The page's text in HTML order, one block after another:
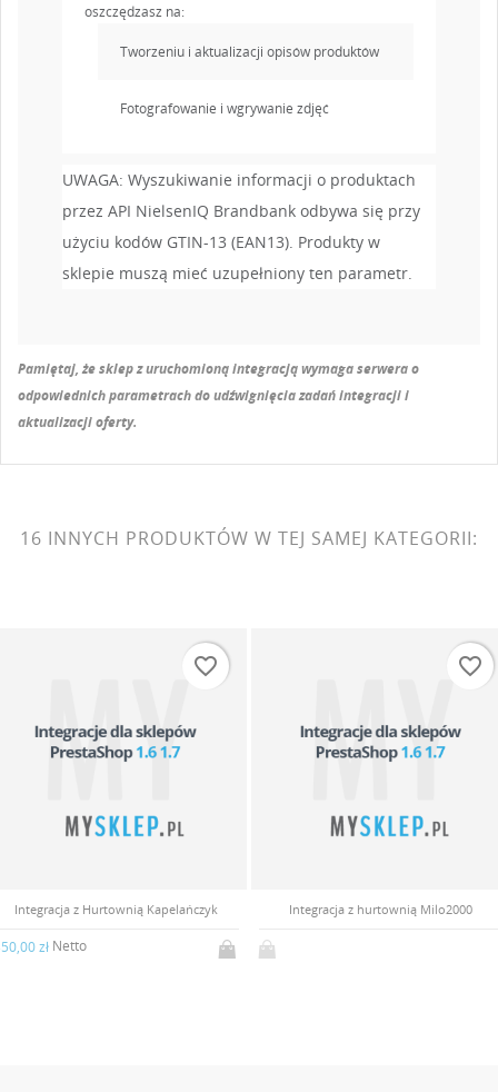
oszczędzasz na:
Tworzeniu i aktualizacji opisów produktów
Fotografowanie i wgrywanie zdjęć
UWAGA: Wyszukiwanie informacji o produktach
przez API NielsenIQ Brandbank odbywa się przy
użyciu kodów GTIN-13 (EAN13). Produkty w
sklepie muszą mieć uzupełniony ten parametr.
Pamiętaj, że sklep z uruchomioną integracją wymaga serwera o
odpowiednich parametrach do udźwignięcia zadań integracji i
aktualizacji oferty.
16 INNYCH PRODUKTÓW W TEJ SAMEJ KATEGORII:
Integracja z Hurtownią Kapelańczyk
złNetto
favorite_border
Integracja z hurtownią Milo2000
favorite_border